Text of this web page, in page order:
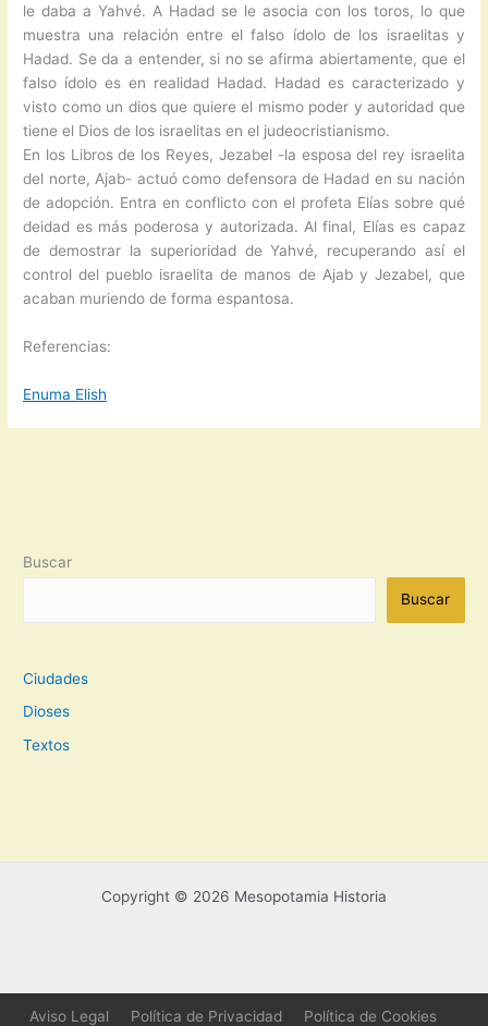
le daba a Yahvé. A Hadad se le asocia con los toros, lo que
muestra una relación entre el falso ídolo de los israelitas y
Hadad. Se da a entender, si no se afirma abiertamente, que el
falso ídolo es en realidad Hadad. Hadad es caracterizado y
visto como un dios que quiere el mismo poder y autoridad que
tiene el Dios de los israelitas en el judeocristianismo.
En los Libros de los Reyes, Jezabel -la esposa del rey israelita
del norte, Ajab- actuó como defensora de Hadad en su nación
de adopción. Entra en conflicto con el profeta Elías sobre qué
deidad es más poderosa y autorizada. Al final, Elías es capaz
de demostrar la superioridad de Yahvé, recuperando así el
control del pueblo israelita de manos de Ajab y Jezabel, que
acaban muriendo de forma espantosa.
Referencias:
Enuma Elish
Buscar
Buscar
Ciudades
Dioses
Textos
Copyright © 2026 Mesopotamia Historia
Aviso Legal Política de Privacidad Política de Cookies